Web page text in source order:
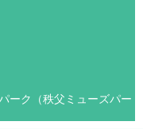
ーク（秩父ミューズパー